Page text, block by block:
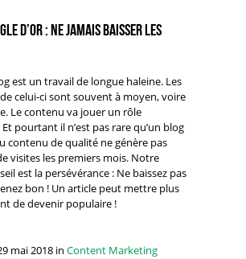
d’or : Ne jamais baisser les
est un travail de longue haleine. Les
celui-ci sont souvent à moyen, voire
Le contenu va jouer un rôle
pourtant il n’est pas rare qu’un blog
contenu de qualité ne génère pas
visites les premiers mois. Notre
est la persévérance : Ne baissez pas
bon ! Un article peut mettre plus
de devenir populaire !
mai 2018 in Content Marketing